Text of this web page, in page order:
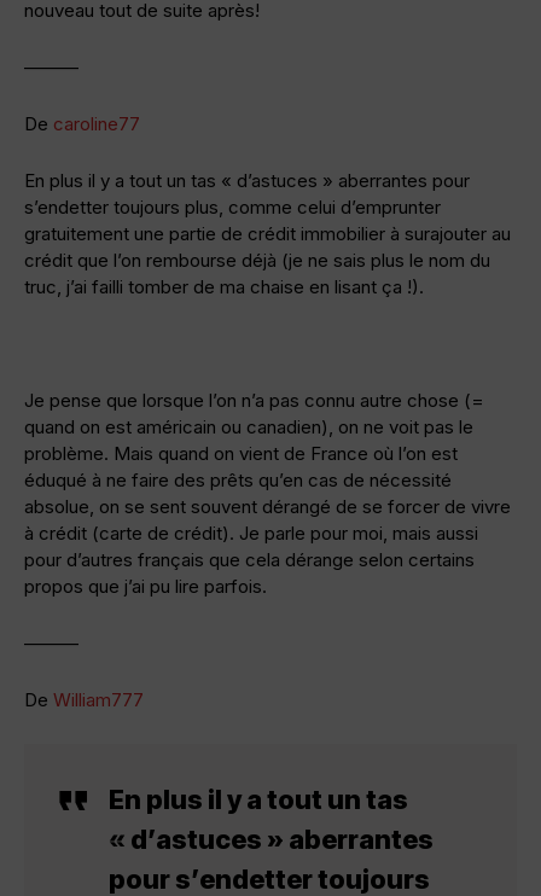
nouveau tout de suite après!
———
De caroline77
En plus il y a tout un tas « d’astuces » aberrantes pour
s’endetter toujours plus, comme celui d’emprunter
gratuitement une partie de crédit immobilier à surajouter au
crédit que l’on rembourse déjà (je ne sais plus le nom du
truc, j’ai failli tomber de ma chaise en lisant ça !).
Je pense que lorsque l’on n’a pas connu autre chose (=
quand on est américain ou canadien), on ne voit pas le
problème. Mais quand on vient de France où l’on est
éduqué à ne faire des prêts qu’en cas de nécessité
absolue, on se sent souvent dérangé de se forcer de vivre
à crédit (carte de crédit). Je parle pour moi, mais aussi
pour d’autres français que cela dérange selon certains
propos que j’ai pu lire parfois.
———
De William777
En plus il y a tout un tas
« d’astuces » aberrantes
pour s’endetter toujours